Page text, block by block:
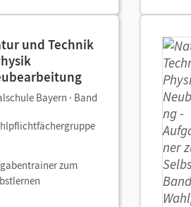
und Technik
Bayern · Band
zum